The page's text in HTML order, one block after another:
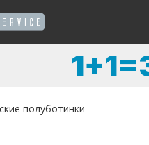
полуботинки